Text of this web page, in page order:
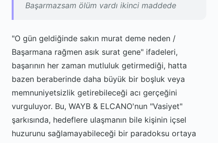
Başarmazsam ölüm vardı ikinci maddede
"O gün geldiğinde sakın murat deme neden /
Başarmana rağmen asık surat gene" ifadeleri,
başarının her zaman mutluluk getirmediği, hatta
bazen beraberinde daha büyük bir boşluk veya
memnuniyetsizlik getirebileceği acı gerçeğini
vurguluyor. Bu, WAYB & ELCANO'nun "Vasiyet"
şarkısında, hedeflere ulaşmanın bile kişinin içsel
huzurunu sağlamayabileceği bir paradoksu ortaya